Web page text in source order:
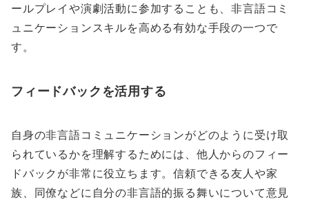
ールプレイや演劇活動に参加することも、非言語コミ
ュニケーションスキルを高める有効な手段の一つで
す。
フィードバックを活用する
自身の非言語コミュニケーションがどのように受け取
られているかを理解するためには、他人からのフィー
ドバックが非常に役立ちます。信頼できる友人や家
族、同僚などに自分の非言語的振る舞いについて意見